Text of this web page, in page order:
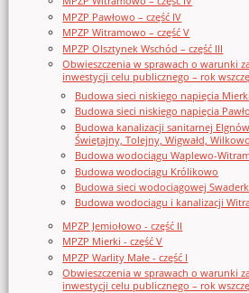
MPZP Pawłowo – część IV
MPZP Witramowo – część V
MPZP Olsztynek Wschód – część III
Obwieszczenia w sprawach o warunki
inwestycji celu publicznego – rok
Budowa sieci niskiego napięcia Mierki
Budowa sieci niskiego napięcia
Budowa kanalizacji sanitarnej
Świętajny, Tolejny, Wigwałd,
Budowa wodociągu Waplewo-
Budowa wodociągu Królikowo
Budowa sieci wodociągowej
Budowa wodociągu i kanalizacji
MPZP Jemiołowo - część II
MPZP Mierki - część V
MPZP Warlity Małe - część I
Obwieszczenia w sprawach o warunki
inwestycji celu publicznego – rok